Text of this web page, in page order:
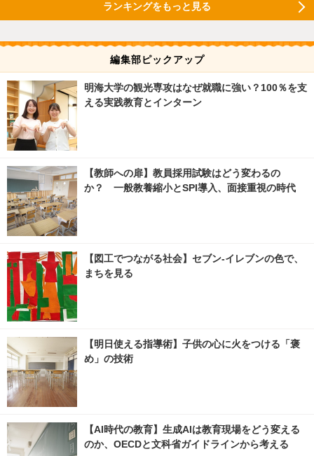
ランキングをもっと見る
編集部ピックアップ
明海大学の観光専攻はなぜ就職に強い？100％を支
える実践教育とインターン
【教師への扉】教員採用試験はどう変わるの
か？ 一般教養縮小とSPI導入、面接重視の時代
【図工でつながる社会】セブン‐イレブンの色で、
まちを見る
【明日使える指導術】子供の心に火をつける「褒
め」の技術
【AI時代の教育】生成AIは教育現場をどう変える
のか、OECDと文科省ガイドラインから考える